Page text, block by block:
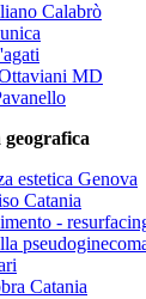
Calabrò
MD
estetica Genova
Catania
-
Catania